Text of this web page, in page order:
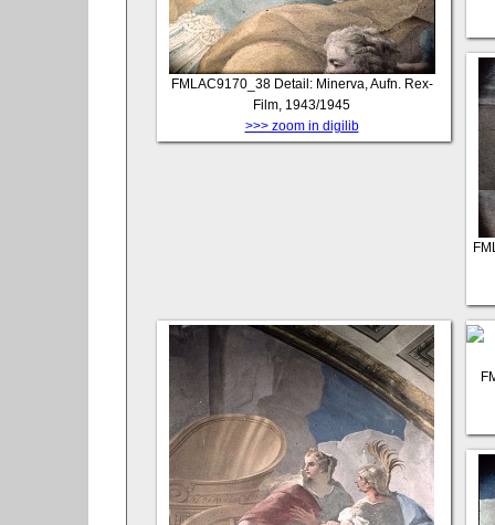
FMLAC9170_38 Detail: Minerva, Aufn. Rex-
Film, 1943/1945
>>> zoom in digilib